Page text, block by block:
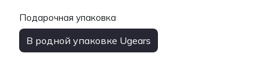
Подарочная упаковка
В родной упаковке Ugears